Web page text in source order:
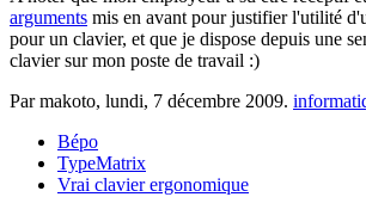
arguments mis en avant pour justifier l'utilité
pour un clavier, et que je dispose depuis une
clavier sur mon poste de travail :)
Par makoto, lundi, 7 décembre 2009.
Bépo
TypeMatrix
Vrai clavier ergonomique